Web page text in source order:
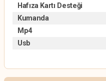
Hafıza Kartı Desteği
Kumanda
Mp4
Usb